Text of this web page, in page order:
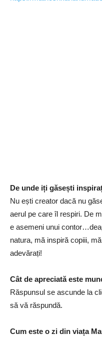
De unde iți găsești
Nu ești creator dacă nu
aerul pe care îl respiri. De
e asemeni unui
natura, mă inspiră copiii,
adevărați!
Cât de apreciată este
Răspunsul se ascunde la
să vă răspundă.
Cum este o zi din viața